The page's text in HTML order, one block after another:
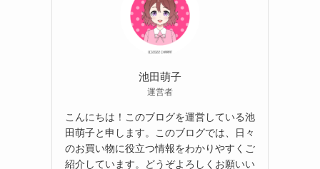
池田萌子
運営者
こんにちは！このブログを運営している池
田萌子と申します。このブログでは、日々
のお買い物に役立つ情報をわかりやすくご
紹介しています。どうぞよろしくお願いい